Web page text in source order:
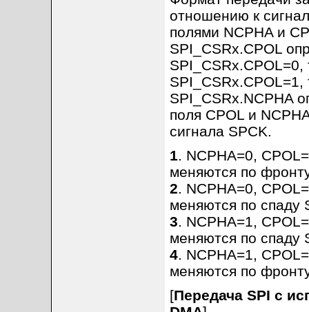
отношению к
полями NCPHA и
SPI_CSRx.CPOL
SPI_CSRx.CPOL=0,
SPI_CSRx.CPOL=1,
SPI_CSRx.NCPHA
поля CPOL и
сигнала SPCK.
1. NCPHA=0,
меняются по
2. NCPHA=0,
меняются по спаду
3. NCPHA=1,
меняются по спаду
4. NCPHA=1,
меняются по
[Передача SPI с